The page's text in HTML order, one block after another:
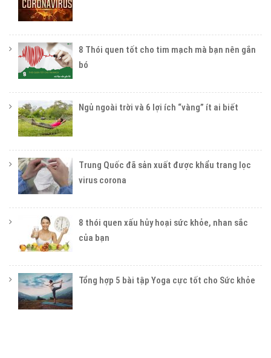
8 Thói quen tốt cho tim mạch mà bạn nên gắn
bó
Ngủ ngoài trời và 6 lợi ích “vàng” ít ai biết
Trung Quốc đã sản xuất được khẩu trang lọc
virus corona
8 thói quen xấu hủy hoại sức khỏe, nhan sắc
của bạn
Tổng hợp 5 bài tập Yoga cực tốt cho Sức khỏe